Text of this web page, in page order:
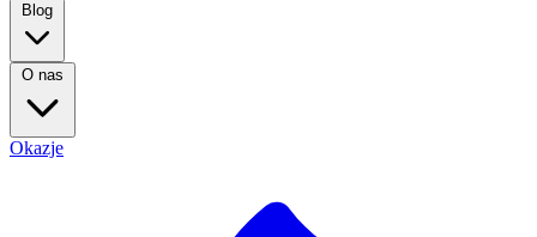
Blog
O nas
Okazje